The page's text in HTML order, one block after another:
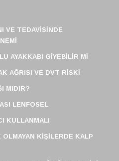
VE TEDAVISINDE
AYAKKABI GIYEBILIR MI
AĞRISI VE DVT RISKI
MIDIR?
LENFOSEL
KULLANMALI
KIŞILERDE KALP